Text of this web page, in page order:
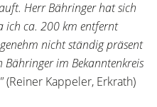
Herr Bähringer hat sich
ich ca. 200 km entfernt
nicht ständig präsent
Bähringer im Bekanntenkreis
(Reiner Kappeler, Erkrath)